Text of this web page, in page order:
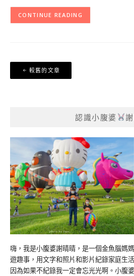
CONTINUE READING
文
章
較舊的文章
認識小腹婆
嗨，我是小腹婆謝晴晴，是一個金魚腦媽
遊趣事，用文字和照片和影片紀錄家庭生
因為如果不紀錄我一定會忘光光啊。小腹